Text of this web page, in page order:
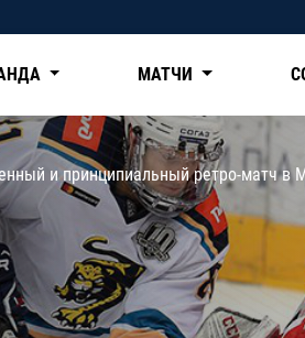
Нефтехимик
Трактор
Дивизион Чернышева
Авангард
Адмирал
КХЛ
МАТЧИ
и принципиальный ретро-матч в